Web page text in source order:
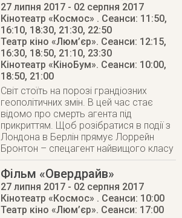
27 липня 2017 - 02 серпня 2017
Кінотеатр «Космос» . Сеанси: 11:50,
16:10, 18:30, 21:30, 22:50
Театр кіно «Люм’єр». Сеанси: 12:15,
16:30, 18:50, 21:10, 23:30
Кінотеатр «КіноБум». Сеанси: 10:00,
18:50, 21:00
Світ стоїть на порозі грандіозних
геополітичних змін. В цей час стає
відомо про смерть агента під
прикриттям. Щоб розібратися в події з
Лондона в Берлін прямує Лоррейн
Бронтон – спецагент найвищого класу
Фільм «Овердрайв»
27 липня 2017 - 02 серпня 2017
Кінотеатр «Космос» . Сеанси: 10:00
Театр кіно «Люм’єр». Сеанси: 17:00